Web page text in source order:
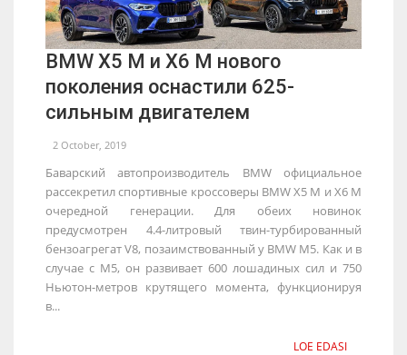
BMW X5 M и X6 M нового
поколения оснастили 625-
сильным двигателем
2 October, 2019
Баварский автопроизводитель BMW официальное
рассекретил спортивные кроссоверы BMW X5 M и X6 M
очередной генерации. Для обеих новинок
предусмотрен 4.4-литровый твин-турбированный
бензоагрегат V8, позаимствованный у BMW M5. Как и в
случае с M5, он развивает 600 лошадиных сил и 750
Ньютон-метров крутящего момента, функционируя
в...
LOE EDASI